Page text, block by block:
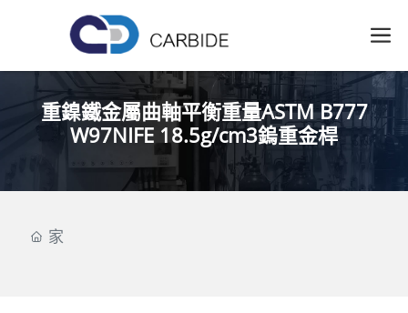
重鎳鐵金屬曲軸平衡重量ASTM B777
W97NIFE 18.5g/cm3鎢重金桿
家